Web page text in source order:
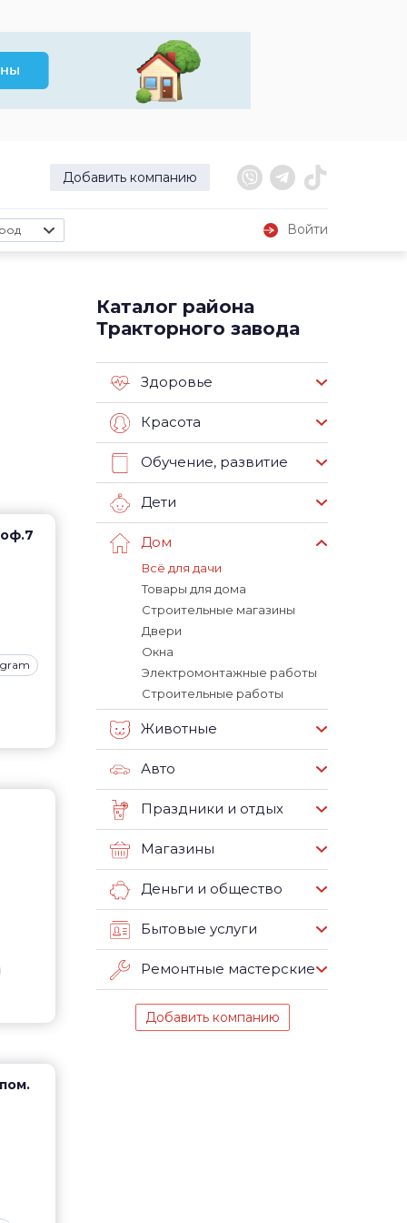
Добавить компанию
Войти
Каталог района
Тракторного завода
Здоровье
Красота
Обучение, развитие
Дети
Дом
Всё для дачи
Товары для дома
Строительные магазины
Двери
Окна
Электромонтажные работы
Строительные работы
Животные
Авто
Праздники и отдых
Магазины
Деньги и общество
Бытовые услуги
Ремонтные мастерские
Добавить компанию